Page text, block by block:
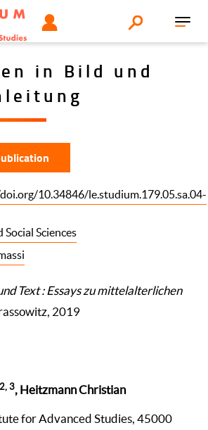
UTILISATEUR Search
in Bild und
10.34846/le.studium.179.05.sa.04-
Social Sciences
Text :Essays zu mittelalterlichen
2019
3, Heitzmann Christian
for Advanced Studies, 45000